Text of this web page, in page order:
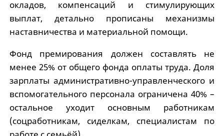
окладов, компенсаций и стимулирующих
выплат, детально прописаны механизмы
наставничества и материальной помощи.
Фонд премирования должен составлять не
менее 25% от общего фонда оплаты труда. Доля
зарплаты административно-управленческого и
вспомогательного персонала ограничена 40% –
остальное уходит основным работникам
(соцработникам, сиделкам, специалистам по